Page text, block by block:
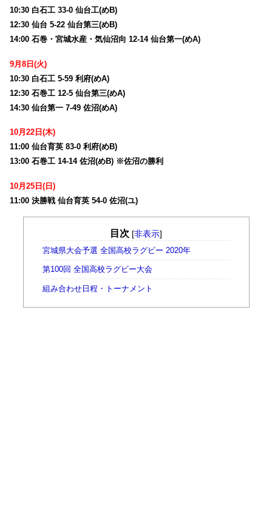
10:30 白石工 33-0 仙台工(めB)
12:30 仙台 5-22 仙台第三(めB)
14:00 石巻・宮城水産・気仙沼向 12-14 仙台第一(めA)
9月8日(火)
10:30 白石工 5-59 利府(めA)
12:30 石巻工 12-5 仙台第三(めA)
14:30 仙台第一 7-49 佐沼(めA)
10月22日(木)
11:00 仙台育英 83-0 利府(めB)
13:00 石巻工 14-14 佐沼(めB) ※佐沼の勝利
10月25日(日)
11:00 決勝戦 仙台育英 54-0 佐沼(ユ)
目次 [非表示]
宮城県大会予選 全国高校ラグビー 2020年
第100回 全国高校ラグビー大会
組み合わせ日程・トーナメント